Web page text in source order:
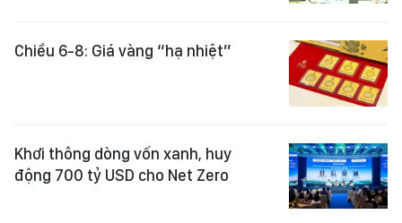
Chiều 6-8: Giá vàng “hạ nhiệt”
Khơi thông dòng vốn xanh, huy
động 700 tỷ USD cho Net Zero